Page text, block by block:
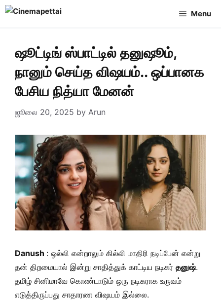
Skip
Menu
ஷூட்டிங் ஸ்பாட்டில் தனுஷூம்,
நானும் செய்த விஷயம்.. ஒப்பானக
பேசிய நித்யா மேனன்
ஜூலை 20, 2025 by Arun
Danush : ஒல்லி என்றாலும் கில்லி மாதிரி நடிப்பேன் என்று
தன் திறமையால் இன்று சாதித்துக் காட்டிய நடிகர் தனுஷ்.
தமிழ் சினிமாவே கொண்டாடும் ஒரு நடிகராக உருவம்
எடுத்திருப்பது சாதாரண விஷயம் இல்லை.